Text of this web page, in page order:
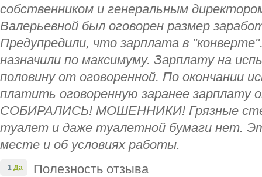
собственником и генеральным
Валерьевной был оговорен размер
Предупредили, что зарплата в
назначили по максимуму. Зарплату на
половину от оговоренной. По окончании
платить оговоренную заранее зарплату
СОБИРАЛИСЬ! МОШЕННИКИ! Грязные
туалет и даже туалетной бумаги нет.
месте и об условиях работы.
Полезность отзыва
1 Да